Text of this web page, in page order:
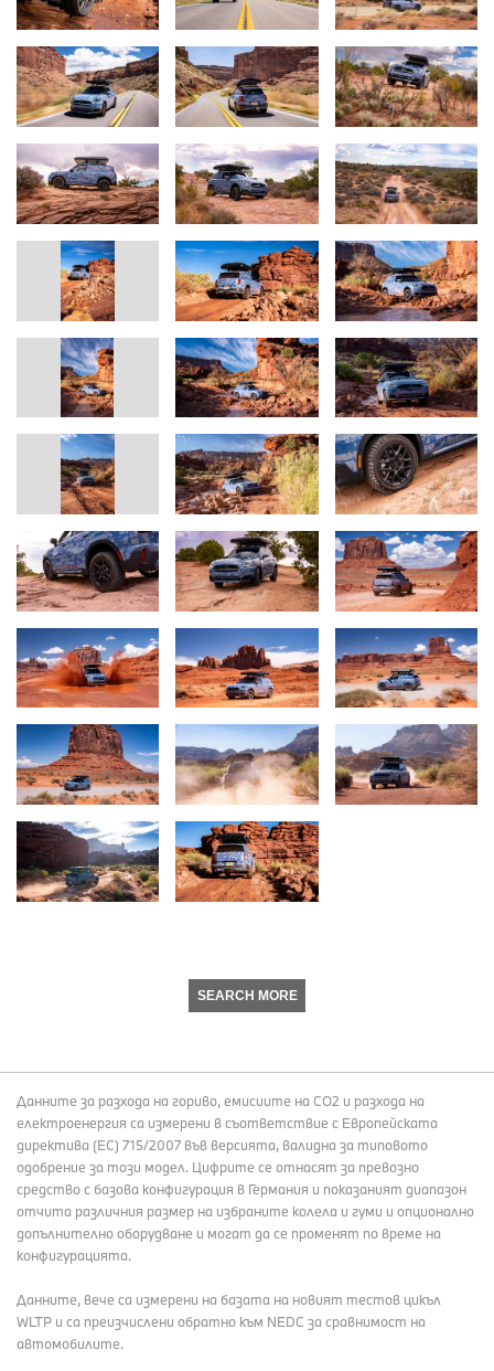
SEARCH MORE
Данните за разхода на гориво, емисиите на СО2 и разхода на
електроенергия са измерени в съответствие с Европейската
директива (EC) 715/2007 във версията, валидна за типовото
одобрение за този модел. Цифрите се отнасят за превозно
средство с базова конфигурация в Германия и показаният диапазон
отчита различния размер на избраните колела и гуми и опционално
допълнително оборудване и могат да се променят по време на
конфигурацията.
Данните, вече са измерени на базата на новият тестов цикъл
WLTP и са преизчислени обратно към NEDC за сравнимост на
автомобилите.